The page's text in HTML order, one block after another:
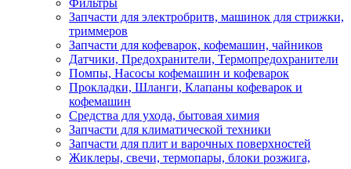
Фильтры
Запчасти для электробритв, машинок для стрижки,
триммеров
Запчасти для кофеварок, кофемашин, чайников
Датчики, Предохранители, Термопредохранители
Помпы, Насосы кофемашин и кофеварок
Прокладки, Шланги, Клапаны кофеварок и
кофемашин
Средства для ухода, бытовая химия
Запчасти для климатической техники
Запчасти для плит и варочных поверхностей
Жиклеры, свечи, термопары, блоки розжига,